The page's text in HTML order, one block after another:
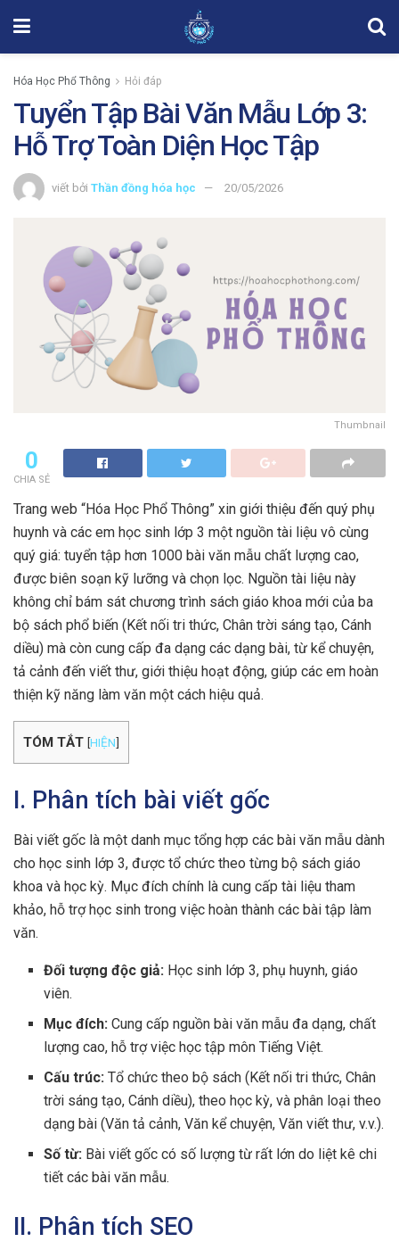
Hóa Học Phổ Thông Hỏi đáp
Tuyển Tập Bài Văn Mẫu Lớp 3:
Hỗ Trợ Toàn Diện Học Tập
viết bởi Thần đồng hóa học 20/05/2026
Thumbnail
0
CHIA SẺ
Trang web “Hóa Học Phổ Thông” xin giới thiệu đến quý phụ
huynh và các em học sinh lớp 3 một nguồn tài liệu vô cùng
quý giá: tuyển tập hơn 1000 bài văn mẫu chất lượng cao,
được biên soạn kỹ lưỡng và chọn lọc. Nguồn tài liệu này
không chỉ bám sát chương trình sách giáo khoa mới của ba
bộ sách phổ biến (Kết nối tri thức, Chân trời sáng tạo, Cánh
diều) mà còn cung cấp đa dạng các dạng bài, từ kể chuyện,
tả cảnh đến viết thư, giới thiệu hoạt động, giúp các em hoàn
thiện kỹ năng làm văn một cách hiệu quả.
TÓM TẮT [HIỆN]
I. Phân tích bài viết gốc
Bài viết gốc là một danh mục tổng hợp các bài văn mẫu dành
cho học sinh lớp 3, được tổ chức theo từng bộ sách giáo
khoa và học kỳ. Mục đích chính là cung cấp tài liệu tham
khảo, hỗ trợ học sinh trong việc hoàn thành các bài tập làm
văn.
Đối tượng độc giả: Học sinh lớp 3, phụ huynh, giáo
viên.
Mục đích: Cung cấp nguồn bài văn mẫu đa dạng, chất
lượng cao, hỗ trợ việc học tập môn Tiếng Việt.
Cấu trúc: Tổ chức theo bộ sách (Kết nối tri thức, Chân
trời sáng tạo, Cánh diều), theo học kỳ, và phân loại theo
dạng bài (Văn tả cảnh, Văn kể chuyện, Văn viết thư, v.v.).
Số từ: Bài viết gốc có số lượng từ rất lớn do liệt kê chi
tiết các bài văn mẫu.
II. Phân tích SEO